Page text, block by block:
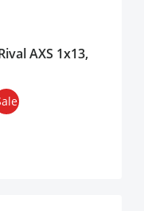
AXS 1x13,